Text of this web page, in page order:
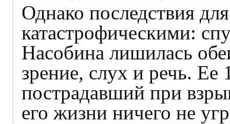
Однако последствия
катастрофическими:
Насобина лишилась
зрение, слух и речь.
пострадавший при
его жизни ничего не